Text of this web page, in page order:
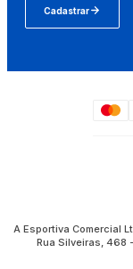
Cadastrar
A Esportiva Comercial
Rua Silveiras, 468